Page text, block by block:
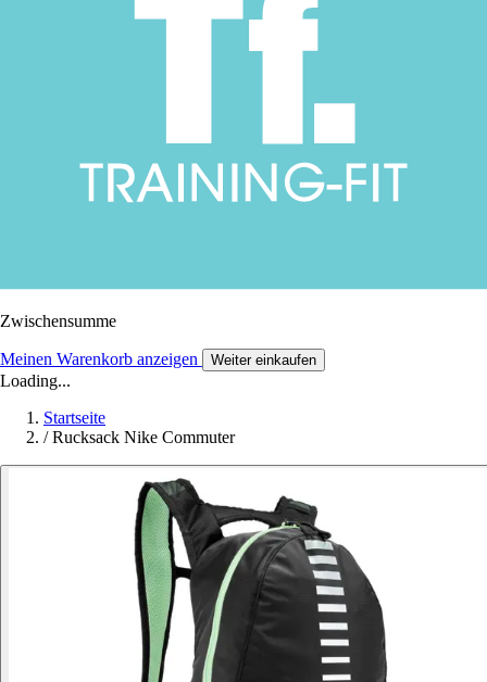
Zwischensumme
Meinen Warenkorb anzeigen Weiter einkaufen
Loading...
Startseite
/ Rucksack Nike Commuter